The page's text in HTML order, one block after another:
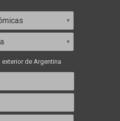
exterior de Argentina